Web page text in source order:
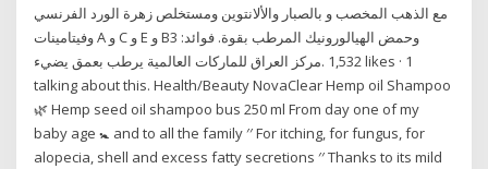
مع الذهب المخصب و بالصبار والألانتوين ومستخلص زهرة الورد الفرنسي
وفيتامينات A و C و E و B3 وحمض الهيالورونيك المرطب بقوة. فوائد:
يرطب بعمق يضيء ‎مركز العراق للماركات العالمية‎. 1,532 likes · 1
talking about this. Health/Beauty NovaClear Hemp oil Shampoo
🌿 Hemp seed oil shampoo bus 250 ml From day one of my
baby age 🚼 and to all the family ′′ For itching, for fungus, for
alopecia, shell and excess fatty secretions ′′ Thanks to its mild